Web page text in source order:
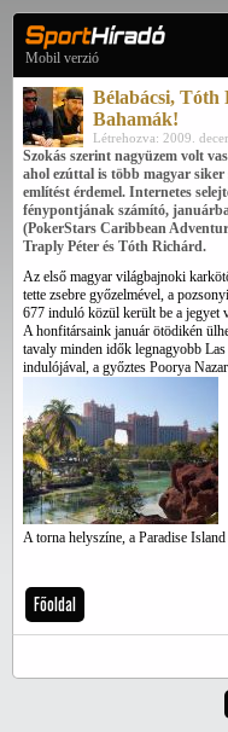
Mobil verzió
Bélabácsi, Tóth
Bahamák!
Létrehozva: 2009.
Szokás szerint nagyüzem volt
ahol ezúttal is több magyar
említést érdemel. Internetes
fénypontjának számító,
(PokerStars Caribbean
Traply Péter és Tóth Richárd.
Az első magyar világbajnoki
tette zsebre győzelmével, a
677 induló közül került be a jegyet
A honfitársaink január ötödikén
tavaly minden idők legnagyobb
indulójával, a győztes Poorya
A torna helyszíne, a Paradise
Főoldal